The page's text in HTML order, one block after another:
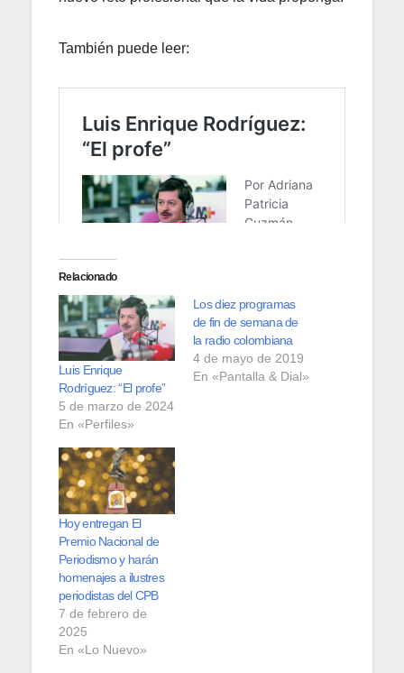
También puede leer:
Relacionado
Luis Enrique
Rodríguez: “El profe”
5 de marzo de 2024
En «Perfiles»
Los diez programas
de fin de semana de
la radio colombiana
4 de mayo de 2019
En «Pantalla & Dial»
Hoy entregan El
Premio Nacional de
Periodismo y harán
homenajes a ilustres
periodistas del CPB
7 de febrero de
2025
En «Lo Nuevo»